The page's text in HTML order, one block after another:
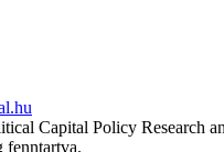
Capital Policy Research
fenntartva.